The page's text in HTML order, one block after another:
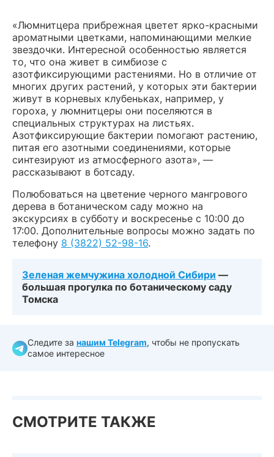
«Люмнитцера прибрежная цветет ярко-красными
ароматными цветками, напоминающими мелкие
звездочки. Интересной особенностью является
то, что она живет в симбиозе с
азотфиксирующими растениями. Но в отличие от
многих других растений, у которых эти бактерии
живут в корневых клубеньках, например, у
гороха, у люмнитцеры они поселяются в
специальных структурах на листьях.
Азотфиксирующие бактерии помогают растению,
питая его азотными соединениями, которые
синтезируют из атмосферного азота», —
рассказывают в ботсаду.
Полюбоваться на цветение черного мангрового
дерева в ботаническом саду можно на
экскурсиях в субботу и воскресенье с 10:00 до
17:00. Дополнительные вопросы можно задать по
телефону 8 (3822) 52-98-16.
Зеленая жемчужина холодной Сибири —
большая прогулка по ботаническому саду
Томска
Следите за нашим Telegram, чтобы не пропускать
самое интересное
СМОТРИТЕ ТАКЖЕ